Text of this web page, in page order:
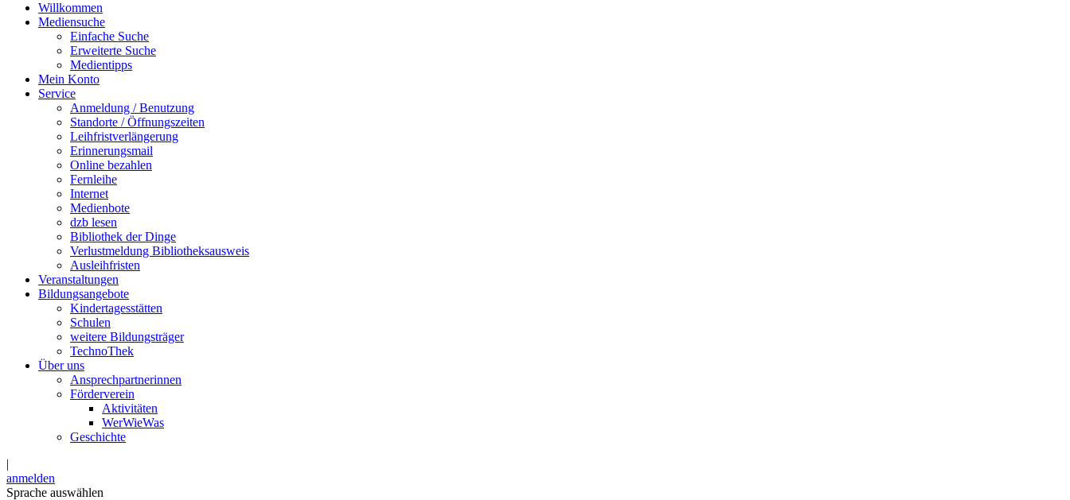
Willkommen
Mediensuche
Einfache Suche
Erweiterte Suche
Medientipps
Mein Konto
Service
Anmeldung / Benutzung
Standorte / Öffnungszeiten
Leihfristverlängerung
Erinnerungsmail
Online bezahlen
Fernleihe
Internet
Medienbote
dzb lesen
Bibliothek der Dinge
Verlustmeldung Bibliotheksausweis
Ausleihfristen
Veranstaltungen
Bildungsangebote
Kindertagesstätten
Schulen
weitere Bildungsträger
TechnoThek
Über uns
Ansprechpartnerinnen
Förderverein
Aktivitäten
WerWieWas
Geschichte
|
anmelden
Sprache auswählen